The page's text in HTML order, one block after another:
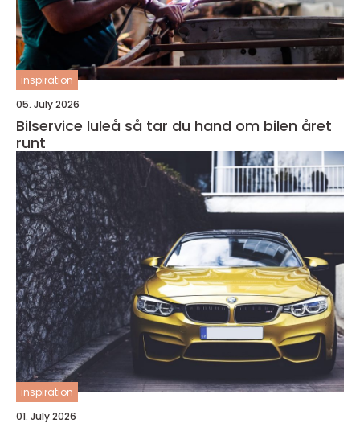
inspiration
05. July 2026
Bilservice luleå så tar du hand om bilen året
runt
inspiration
01. July 2026